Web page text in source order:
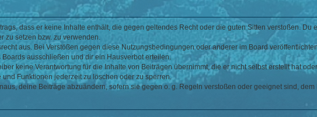
dass er keine Inhalte enthält, die gegen geltendes Recht oder die guten Sitten verstoßen.
zu setzen bzw. zu verwenden.
aus. Bei Verstößen gegen diese Nutzungsbedingungen oder anderer im Board
ausschließen und dir ein Hausverbot erteilen.
keine Verantwortung für die Inhalte von Beiträgen übernimmt, die er nicht selbst erstellt hat
und Funktionen jederzeit zu löschen oder zu sperren.
deine Beiträge abzuändern, sofern sie gegen o. g. Regeln verstoßen oder geeignet sind,